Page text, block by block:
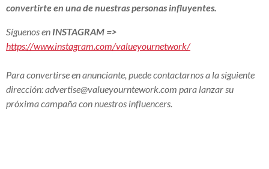
convertirte en una de nuestras personas influyentes.
Síguenos en INSTAGRAM =>
https://www.instagram.com/valueyournetwork/
Para convertirse en anunciante, puede contactarnos a la siguiente
dirección:advertise@valueyourntework.com para lanzar su
próxima campaña con nuestros influencers.